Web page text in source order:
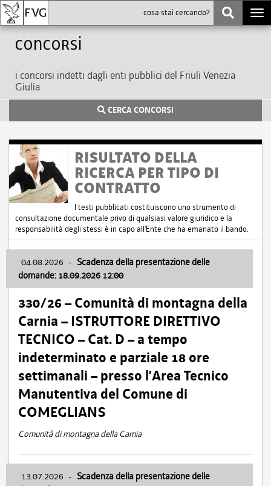
Concorsi
i concorsi indetti dagli enti pubblici del Friuli Venezia
Giulia
CERCA CONCORSI
RISULTATO DELLA
RICERCA PER TIPO DI
CONTRATTO
I testi pubblicati costituiscono uno strumento di
consultazione documentale privo di qualsiasi valore giuridico e la
responsabilità degli stessi è in capo all'Ente che ha emanato il bando.
04.08.2026 - Scadenza della presentazione delle
domande: 18.09.2026 12:00
330/26 – Comunità di montagna della
Carnia – ISTRUTTORE DIRETTIVO
TECNICO – Cat. D – a tempo
indeterminato e parziale 18 ore
settimanali – presso l’Area Tecnico
Manutentiva del Comune di
COMEGLIANS
Comunità di montagna della Carnia
13.07.2026 - Scadenza della presentazione delle